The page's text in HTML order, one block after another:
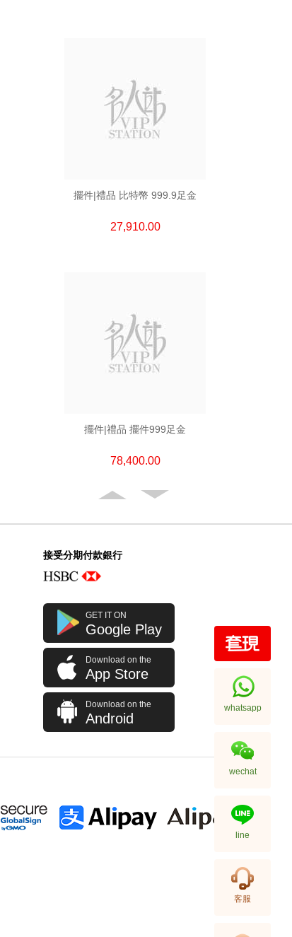
擺件|禮品 比特幣 999.9足金
27,910.00
擺件|禮品 擺件999足金
78,400.00
擺件|禮品 0.5兩金幣 999.9足金
22,062.00
接受分期付款銀行
GET IT ON
Google Play
Download on the
App Store
Download on the
Android
whatsapp
wechat
line
客服